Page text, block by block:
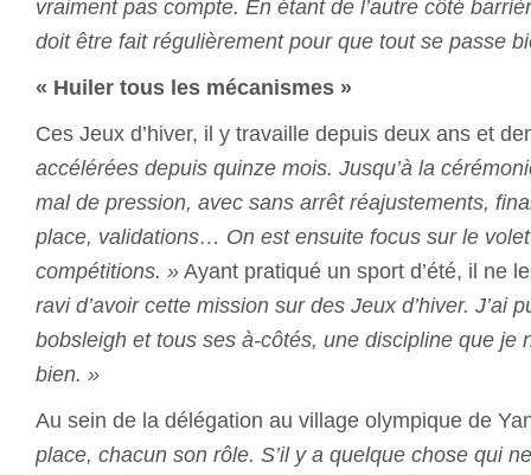
vraiment pas compte. En étant de l’autre côté
doit être fait régulièrement pour que tout se passe
« Huiler tous les mécanismes »
Ces Jeux d’hiver, il y travaille depuis deux ans et
accélérées depuis quinze mois. Jusqu’à la
mal de pression, avec sans arrêt réajustements,
place, validations… On est ensuite focus sur le
compétitions. »Ayant pratiqué un sport d’été, il ne
ravi d’avoir cette mission sur des Jeux d’hiver. J’ai
bobsleigh et tous ses à-côtés, une discipline que je
bien. »
Au sein de la délégation au village olympique de
place, chacun son rôle. S’il y a quelque chose qui